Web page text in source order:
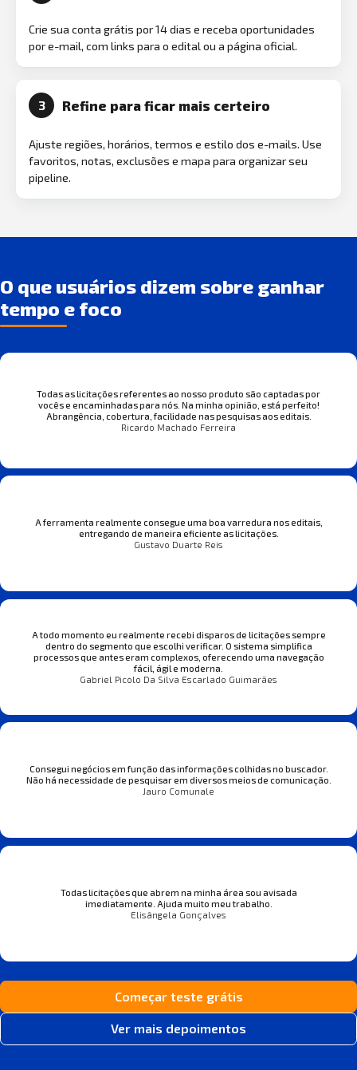
Crie sua conta grátis por 14 dias e receba oportunidades
por e-mail, com links para o edital ou a página oficial.
3 Refine para ficar mais certeiro
Ajuste regiões, horários, termos e estilo dos e-mails. Use
favoritos, notas, exclusões e mapa para organizar seu
pipeline.
O que usuários dizem sobre ganhar
tempo e foco
Todas as licitações referentes ao nosso produto são captadas por
vocês e encaminhadas para nós. Na minha opinião, está perfeito!
Abrangência, cobertura, facilidade nas pesquisas aos editais.
Ricardo Machado Ferreira
A ferramenta realmente consegue uma boa varredura nos editais,
entregando de maneira eficiente as licitações.
Gustavo Duarte Reis
A todo momento eu realmente recebi disparos de licitações sempre
dentro do segmento que escolhi verificar. O sistema simplifica
processos que antes eram complexos, oferecendo uma navegação
fácil, ágil e moderna.
Gabriel Picolo Da Silva Escarlado Guimarães
Consegui negócios em função das informações colhidas no buscador.
Não há necessidade de pesquisar em diversos meios de comunicação.
Jauro Comunale
Todas licitações que abrem na minha área sou avisada
imediatamente. Ajuda muito meu trabalho.
Elisângela Gonçalves
Começar teste grátis
Ver mais depoimentos